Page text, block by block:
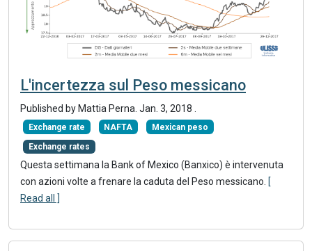
L'incertezza sul Peso messicano
Published by Mattia Perna. Jan. 3, 2018 .
Exchange rate NAFTA Mexican peso
Exchange rates
Questa settimana la Bank of Mexico (Banxico) è intervenuta
con azioni volte a frenare la caduta del Peso messicano. [
Read all ]